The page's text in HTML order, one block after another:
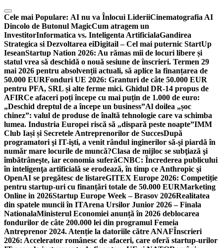
Skip
to
content
Cele mai Populare: AI nu va Înlocui LideriiCinematografia AI
Dincolo de Butonul MagicCum atragem un
InvestitorInformatica vs. Inteligenta ArtificialaGandirea
Strategica si Dezvoltarea eiDigitail – Cel mai puternic StartUp
IeseanStartup Nation 2026: Au rămas mii de locuri libere și
statul vrea să deschidă o nouă sesiune de înscrieri. Termen 29
mai 2026 pentru absolvenții actuali, să aplice la finanțarea de
50.000 EURFonduri UE 2026: Granturi de câte 50.000 EUR
pentru PFA, SRL și alte ferme mici. Ghidul DR-14 propus de
AFIRCe afaceri poți începe cu mai puțin de 1.000 de euro:
„Deschid dreptul de a începe un business”Al doilea „șoc
chinez”: valul de produse de înaltă tehnologie care va schimba
lumea. Industria Europei riscă să „dispară peste noapte”IMM
Club Iași și Secretele Antreprenorilor de SuccesDupă
programatori şi IT-işti, a venit rândul inginerilor să-şi piardă în
număr mare locurile de muncă?Clasa de mijloc se subţiază şi
îmbătrâneşte, iar economia suferăCNBC: Încrederea publicului
în inteligenţa artificială se erodează, în timp ce Anthropic şi
OpenAI se pregătesc de listareGITEX Europe 2026: Competiție
pentru startup-uri cu finanțări totale de 50.000 EURMarketing
Online in 2026Startup Europe Week – Brasov 2026Realitatea
din spatele muncii în ITArena Ursilor Junior 2026 – Finala
NationalaMinisterul Economiei anunță în 2026 deblocarea
fondurilor de câte 200.000 lei din programul Femeia
Antreprenor 2024. Atenție la datoriile către ANAFÎnscrieri
2026: Accelerator românesc de afaceri, care oferă startup-urilor